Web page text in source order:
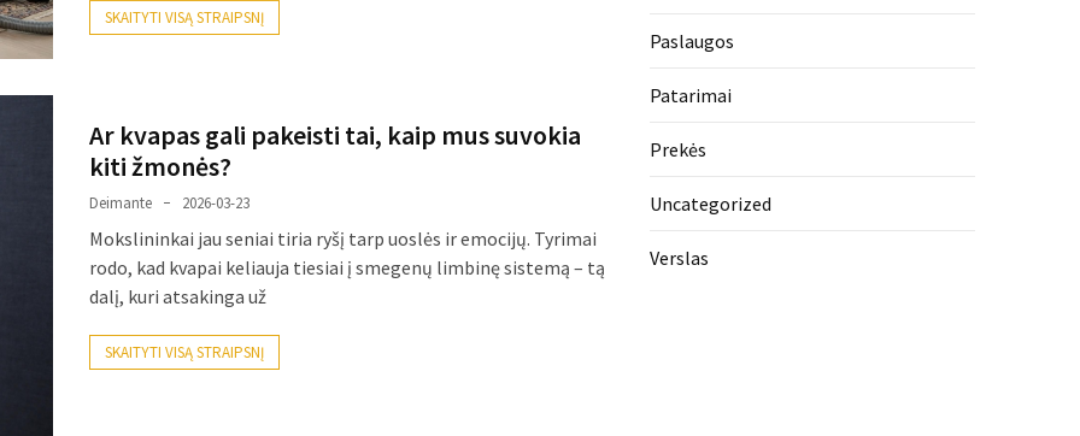
SKAITYTI VISĄ STRAIPSNĮ
Ar kvapas gali pakeisti tai, kaip mus suvokia
kiti žmonės?
Deimante 2026-03-23
Mokslininkai jau seniai tiria ryšį tarp uoslės ir emocijų. Tyrimai
rodo, kad kvapai keliauja tiesiai į smegenų limbinę sistemą – tą
dalį, kuri atsakinga už
SKAITYTI VISĄ STRAIPSNĮ
Paslaugos
Patarimai
Prekės
Uncategorized
Verslas